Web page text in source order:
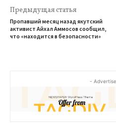
Предыдущая статья
Пропавший месяц назад якутский
активист Айхал Аммосов сообщил,
что «находится в безопасности»
-